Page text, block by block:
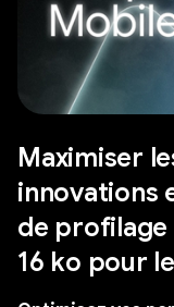
Maximiser
innovations
de profilage
16 ko pour